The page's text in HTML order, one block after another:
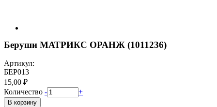
Беруши МАТРИКС ОРАНЖ (1011236)
Артикул:
БЕР013
15,00 ₽
Количество - +
В корзину